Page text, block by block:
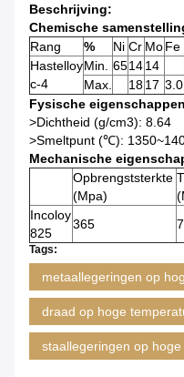
Beschrijving:
Chemische
Rang
% Ni Cr MoFe
Hastelloy
c-4
Min. 651414
Max.
1817 3.0
Fysische eigenschappen
>Dichtheid (g/cm3): 8.64
>Smeltpunt (℃):
Mechanische
Opbrengststerkte
(Mpa)
Incoloy
825
365
Tags:
metaallegeringen op
draad op hoge
staallegeringen op